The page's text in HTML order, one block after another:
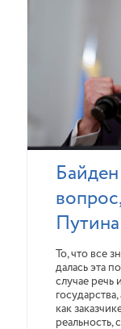
То, что все
далась эта
случае речь
как
реальность,